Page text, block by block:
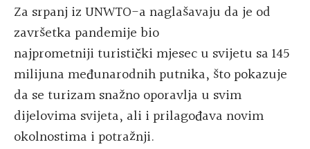
Za srpanj iz UNWTO-a naglašavaju da je od
završetka pandemije bio
najprometniji turistički mjesec u svijetu sa 145
milijuna međunarodnih putnika, što pokazuje
da se turizam snažno oporavlja u svim
dijelovima svijeta, ali i prilagođava novim
okolnostima i potražnji.